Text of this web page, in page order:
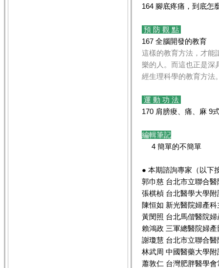
164 腳底疼痛，到底怎
預 防 觀 點
167 全腦開發的教育
這樣的教育方法，才能
樂的人。而這也正是深
經生理科學的教育方法
運 動 功 法
170 肩膀痠、痛、麻 9
編輯筆記
4 簡單的不簡單
● 本期諮詢專家（以下
郭巾慈 台北市立聯合
張棋楨 台北醫學大學
陳恒如 新光醫院婦產
黃閔照 台北馬偕醫院
賴鴻政 三軍總醫院婦產
謝瓊慧 台北市立聯合
林武周 中國醫藥大學
蕭敦仁 台灣肥胖醫學會